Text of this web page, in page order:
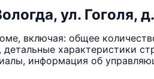
ул. Гоголя,
включая: общее
характеристики
информация об